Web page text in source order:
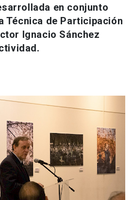
launch
launch
launch
en conjunto
Técnica de Participación
Ignacio Sánchez